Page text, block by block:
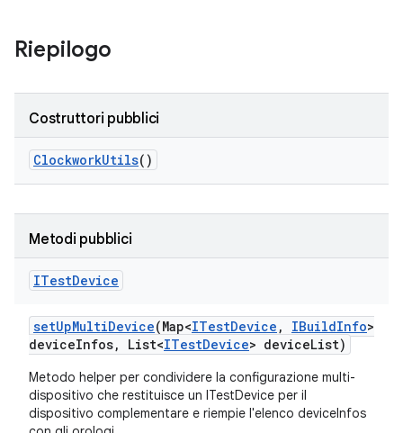
Riepilogo
Costruttori pubblici
ClockworkUtils()
Metodi pubblici
ITestDevice
setUpMultiDevice(Map<ITestDevice , IBuildInfo>
deviceInfos, List<ITestDevice> deviceList)
Metodo helper per condividere la configurazione multi-
dispositivo che restituisce un ITestDevice per il
dispositivo complementare e riempie l'elenco deviceInfos